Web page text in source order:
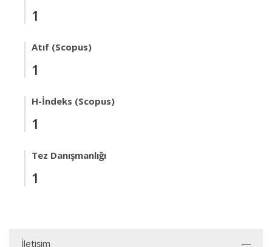
1
Atıf (Scopus)
1
H-İndeks (Scopus)
1
Tez Danışmanlığı
1
İletişim